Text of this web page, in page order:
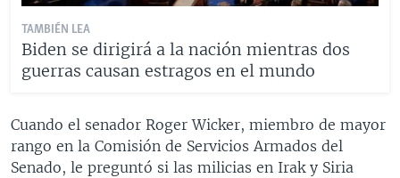
TAMBIÉN LEA
Biden se dirigirá a la nación mientras dos
guerras causan estragos en el mundo
Cuando el senador Roger Wicker, miembro de mayor
rango en la Comisión de Servicios Armados del
Senado, le preguntó si las milicias en Irak y Siria